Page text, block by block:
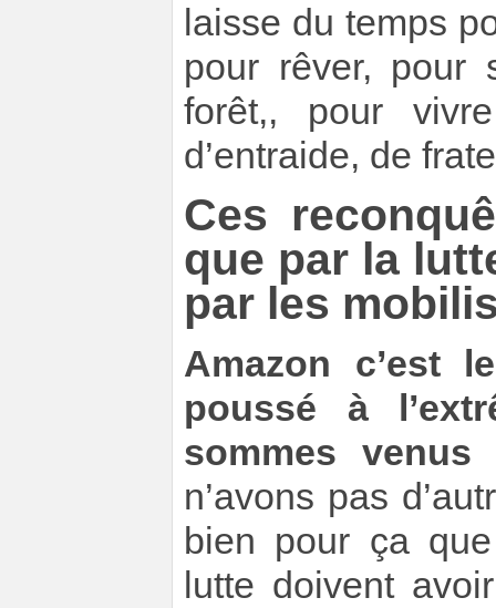
laisse du temps
pour rêver, pour
forêt,, pour
d’entraide, de
Ces
que par la
par les
Amazon c’est
poussé à
sommes venus
n’avons pas
bien pour ça
lutte doivent